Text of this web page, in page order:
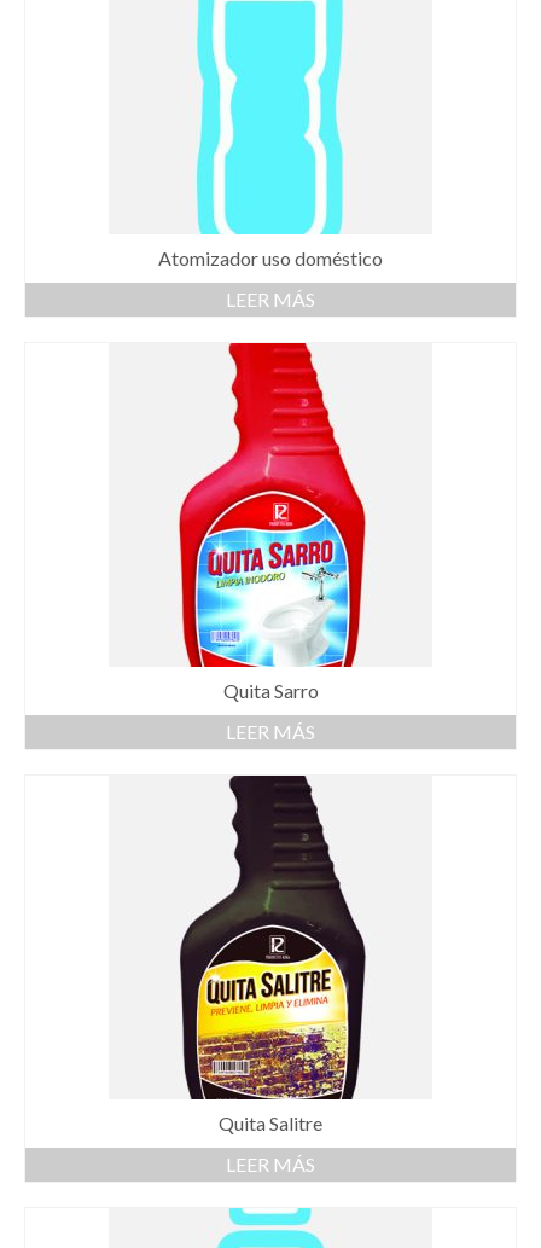
Atomizador uso doméstico
LEER MÁS
Quita Sarro
LEER MÁS
Quita Salitre
LEER MÁS